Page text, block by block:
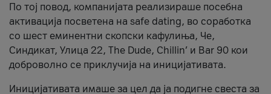
По тој повод, компанијата реализираше посебна
активација посветена на safe dating, во соработка
со шест еминентни скопски кафулиња, Че,
Синдикат, Улица 22, The Dude, Chillin’ и Bar 90 кои
доброволно се приклучија на иницијативата.
Иницијативата имаше за цел да ја подигне свеста за